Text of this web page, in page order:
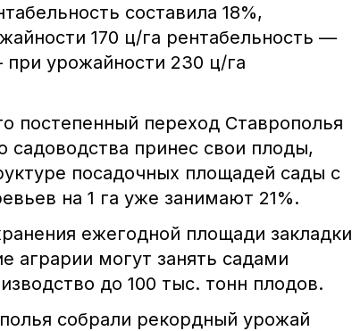
составила 18%,
170 ц/га рентабельность —
урожайности 230 ц/га
постепенный переход Ставрополья
садоводства принес свои плоды,
посадочных площадей сады с
на 1 га уже занимают 21%.
ежегодной площади закладки
аграрии могут занять садами
до 100 тыс. тонн плодов.
собрали рекордный урожай